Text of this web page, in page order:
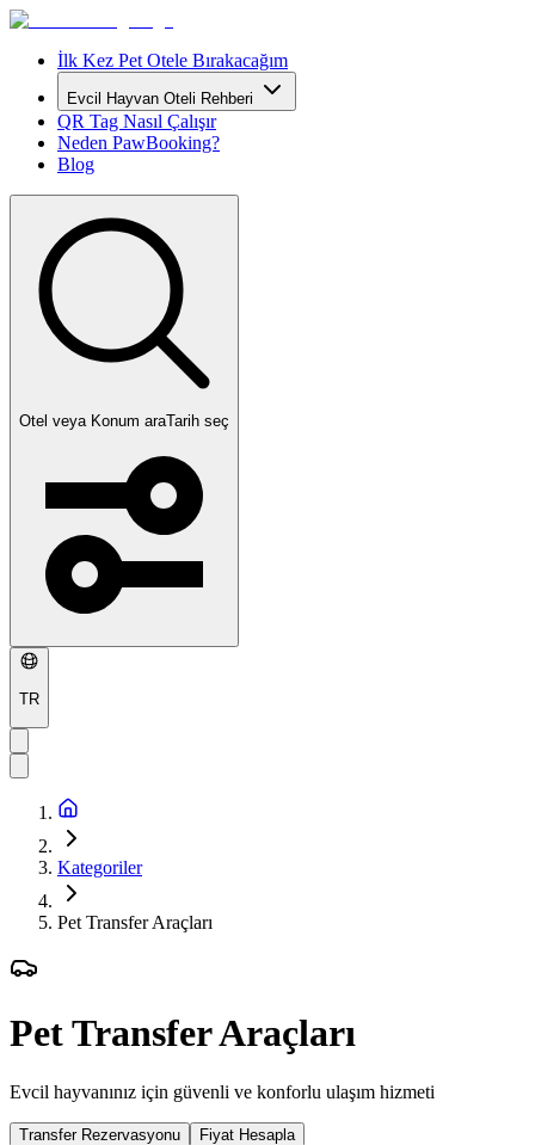
İlk Kez Pet Otele Bırakacağım
Evcil Hayvan Oteli Rehberi
QR Tag Nasıl Çalışır
Neden PawBooking?
Blog
Otel veya Konum araTarih seç
TR
Kategoriler
Pet Transfer Araçları
Pet Transfer Araçları
Evcil hayvanınız için güvenli ve konforlu ulaşım hizmeti
Transfer Rezervasyonu Fiyat Hesapla